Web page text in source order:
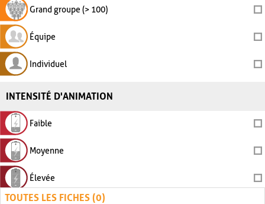
Grand groupe (> 100)
Équipe
Individuel
INTENSITÉ D'ANIMATION
Faible
Moyenne
Élevée
TOUTES LES FICHES (0)